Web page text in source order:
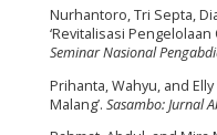
Nurhantoro, Tri Septa,
‘Revitalisasi
Seminar Nasional
Prihanta, Wahyu, and
Malang’. Sasambo: Jurnal